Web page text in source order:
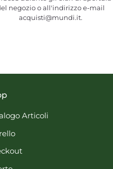
negozio o all'indirizzo e-mail
acquisti@mundi.it.
Articoli